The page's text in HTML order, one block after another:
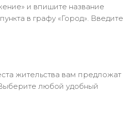
и впишите название
в графу «Город». Введите
жительства вам предложат
любой удобный